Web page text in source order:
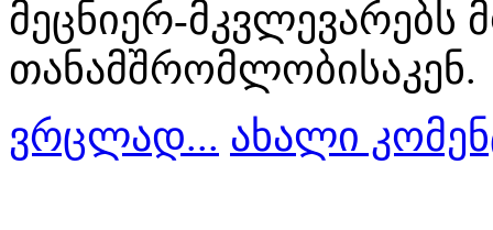
მეცნიერ-მკვლევარებს
თანამშრომლობისაკენ.
ვრცლად... ახალი